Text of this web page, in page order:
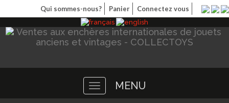
Qui sommes-nous? Panier Connectez vous
Toggle
navigation
MENU